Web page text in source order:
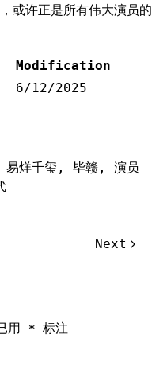
或许正是所有伟大演员的
Modification
6/12/2025
易烊千玺 , 毕赣 , 演员
Next
用 * 标注